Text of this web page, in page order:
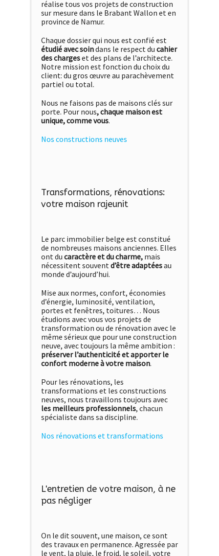
réalise tous vos projets de construction
sur mesure dans le Brabant Wallon et en
province de Namur.
Chaque dossier qui nous est confié est
étudié avec soindans le respect du cahier
des chargeset des plans de l’architecte.
Notre mission est fonction du choix du
client: du gros œuvre au parachèvement
partiel ou total.
Nous ne faisons pas de maisons clés sur
porte. Pour nous, chaque maison est
unique, comme vous.
Nos constructions neuves
Transformations, rénovations:
votre maison rajeunit
Le parc immobilier belge est constitué
de nombreuses maisons anciennes. Elles
ont du caractère et du charme, mais
nécessitent souventd’être adaptéesau
monde d’aujourd’hui.
Mise aux normes, confort, économies
d’énergie, luminosité, ventilation,
portes et fenêtres, toitures… Nous
étudions avec vous vos projets de
transformation ou de rénovation avec le
même sérieux que pour une construction
neuve, avec toujours la même ambition :
préserver l’authenticité et apporter le
confort moderne à votre maison.
Pour les rénovations, les
transformations et les constructions
neuves, nous travaillons toujours avec
les meilleurs professionnels, chacun
spécialiste dans sa discipline.
Nos rénovations et transformations
L'entretien de votre maison, à ne
pas négliger
On le dit souvent, une maison, ce sont
des travaux en permanence. Agressée par
le vent, la pluie, le froid, le soleil, votre